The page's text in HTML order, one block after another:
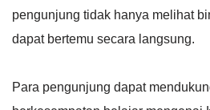
pengunjung tidak hanya melihat
dapat bertemu secara langsung.
Para pengunjung dapat